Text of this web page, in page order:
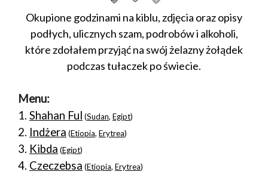
Okupione godzinami na kiblu, zdjęcia oraz opisy
podłych, ulicznych szam, podrobów i alkoholi,
które zdołałem przyjąć na swój żelazny żołądek
podczas tułaczek po świecie.
Menu:
1. Shahan Ful (Sudan, Egipt)
2. Indżera (Etiopia, Erytrea)
3. Kibda (Egipt)
4. Czeczebsa (Etiopia, Erytrea)